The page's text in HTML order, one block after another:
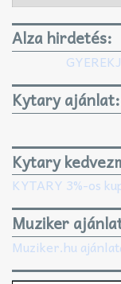
Alza hirdetés:
Kytary ajánlat:
Kytary
KYTARY 3%-os
Muziker
Muziker.hu